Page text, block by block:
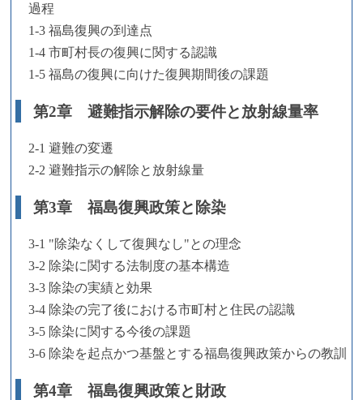
過程
1-3 福島復興の到達点
1-4 市町村長の復興に関する認識
1-5 福島の復興に向けた復興期間後の課題
第2章 避難指示解除の要件と放射線量率
2-1 避難の変遷
2-2 避難指示の解除と放射線量
第3章 福島復興政策と除染
3-1 "除染なくして復興なし"との理念
3-2 除染に関する法制度の基本構造
3-3 除染の実績と効果
3-4 除染の完了後における市町村と住民の認識
3-5 除染に関する今後の課題
3-6 除染を起点かつ基盤とする福島復興政策からの教訓
第4章 福島復興政策と財政